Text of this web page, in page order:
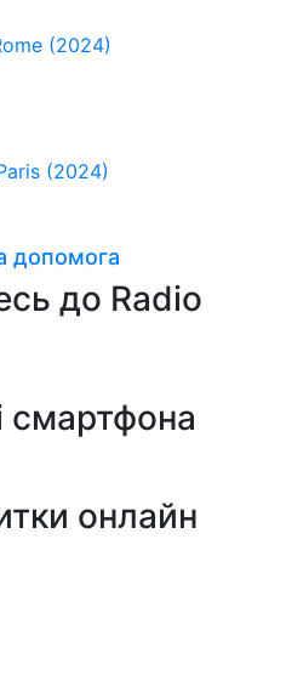
(2024)
(2024)
допомога
до Radio
смартфона
онлайн